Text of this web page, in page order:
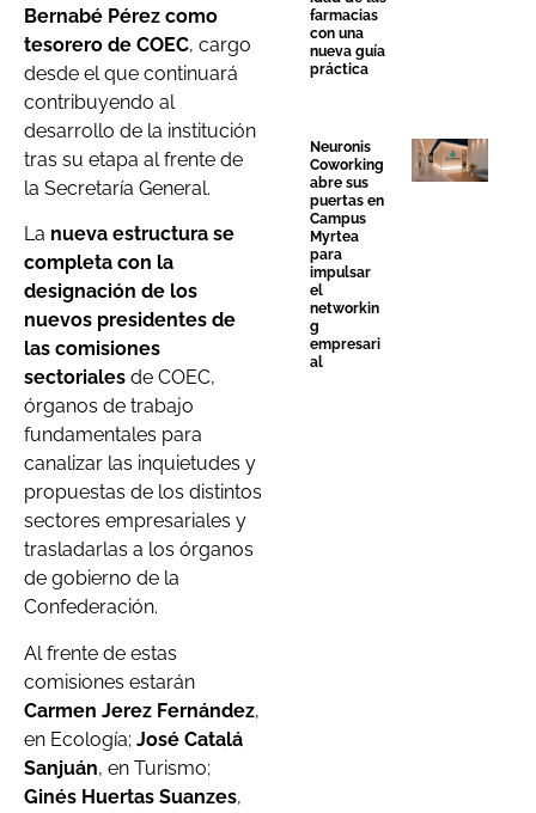
Bernabé Pérez como
tesorero de COEC, cargo
desde el que continuará
contribuyendo al
desarrollo de la institución
tras su etapa al frente de
la Secretaría General.
La nueva estructura se
completa con la
designación de los
nuevos presidentes de
las comisiones
sectoriales de COEC,
órganos de trabajo
fundamentales para
canalizar las inquietudes y
propuestas de los distintos
sectores empresariales y
trasladarlas a los órganos
de gobierno de la
Confederación.
Al frente de estas
comisiones estarán
Carmen Jerez Fernández,
en Ecología; José Catalá
Sanjuán, en Turismo;
Ginés Huertas Suanzes,
farmacias
con una
nueva guía
práctica
Neuronis
Coworking
abre sus
puertas en
Campus
Myrtea
para
impulsar
el
networkin
g
empresari
al